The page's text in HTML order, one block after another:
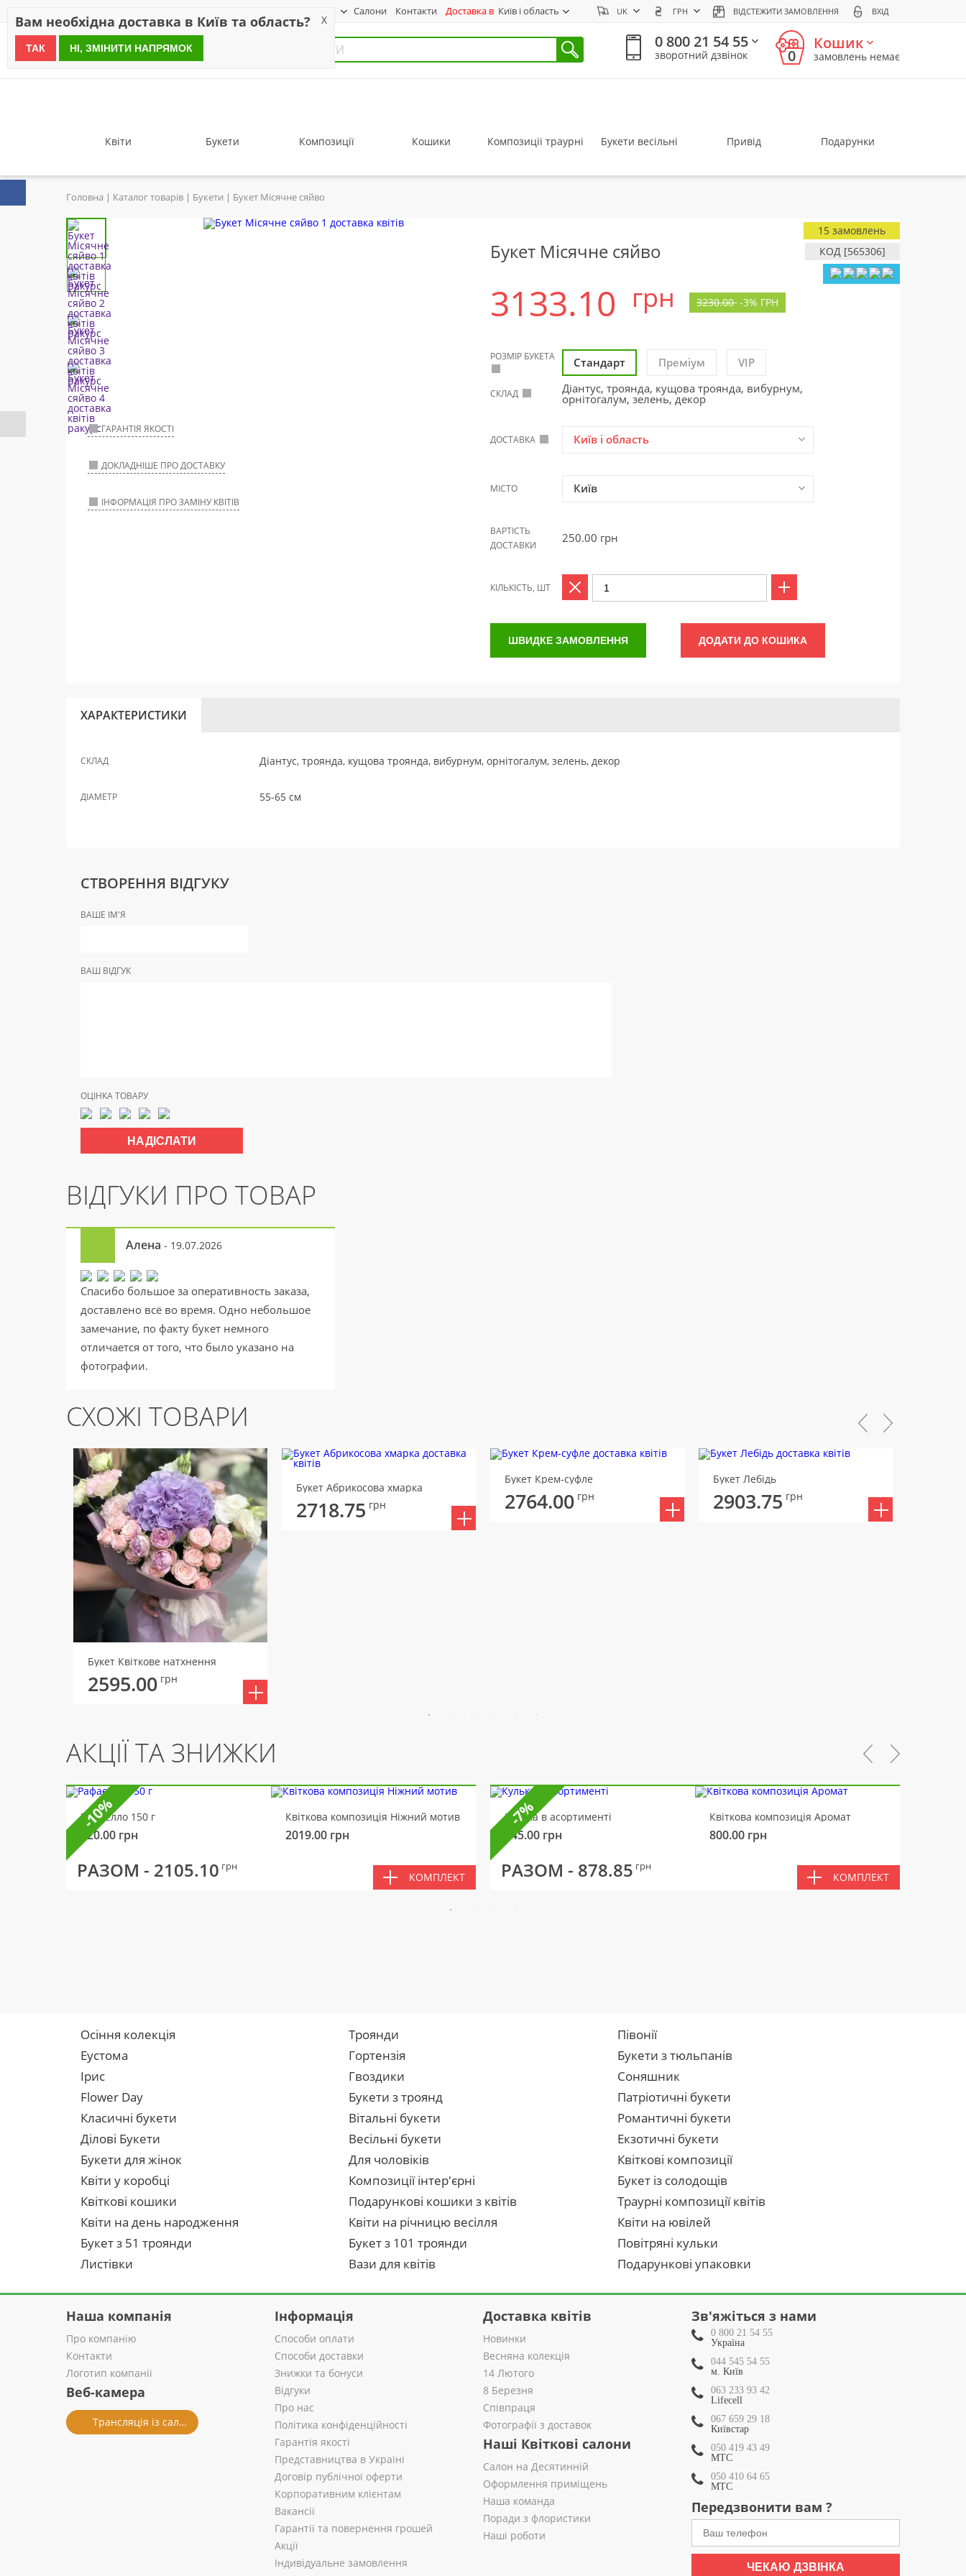
Салони Контакти Доставка в Київ і область UK ГРН ВІДСТЕЖИТИ ЗАМОВЛЕННЯ ВХІД
since 1999
0 800 21 54 55
зворотний дзвінок 0
Кошик
замовлень немає
Квіти Букети Композиції Кошики Композиції траурні Букети весільні Привід Подарунки
Головна Каталог товарів Букети Букет Місячне сяйво
ГАРАНТІЯ ЯКОСТІ
ДОКЛАДНІШЕ ПРО ДОСТАВКУ
ІНФОРМАЦІЯ ПРО ЗАМІНУ КВІТІВ
Букет Місячне сяйво КОД [565306]
15 замовлень
3133.10 грн 3230.00 -3% ГРН
РОЗМІР БУКЕТА Стандарт Преміум VIP
СКЛАД Діантус, троянда, кущова троянда, вибурнум,
орнітогалум, зелень, декор
ДОСТАВКА Київ і область
МІСТО Київ
ВАРТІСТЬ
ДОСТАВКИ
250.00 грн
КІЛЬКІСТЬ, ШТ
ШВИДКЕ ЗАМОВЛЕННЯ ДОДАТИ ДО КОШИКА
ХАРАКТЕРИСТИКИ
СКЛАД Діантус, троянда, кущова троянда, вибурнум, орнітогалум, зелень, декор
ДІАМЕТР 55-65 см
СТВОРЕННЯ ВІДГУКУ
ВАШЕ ІМ'Я
ВАШ ВІДГУК
ОЦІНКА ТОВАРУ
ВІДГУКИ ПРО ТОВАР
Алена - 19.07.2026
Спасибо большое за оперативность заказа,
доставлено всё во время. Одно небольшое
замечание, по факту букет немного
отличается от того, что было указано на
фотографии.
СХОЖІ ТОВАРИ
Букет Квіткове натхнення
2595.00 грн
Букет Абрикосова хмарка
2718.75 грн
Букет Крем-суфле
2764.00 грн
Букет Лебідь
2903.75 грн
АКЦІЇ ТА ЗНИЖКИ
Рафаелло 150 г
320.00 грн
Квіткова композиція Ніжний мотив
2019.00 грн
РАЗОМ - 2105.10 грн
КОМПЛЕКТ
-10% Кулька в асортименті
145.00 грн
Квіткова композиція Аромат
800.00 грн
РАЗОМ - 878.85 грн
КОМПЛЕКТ
-7%
Осіння колекція Троянди
Півонії
Еустома
Гортензія
Букети з тюльпанів
Ірис
Гвоздики
Соняшник
Flower Day
Букети з троянд
Патріотичні букети
Класичні букети
Вітальні букети
Романтичні букети
Ділові Букети
Весільні букети
Екзотичні букети
Букети для жінок
Для чоловіків
Квіткові композиції
Квіти у коробці
Композиції інтер'єрні
Букет із солодощів
Квіткові кошики
Подарункові кошики з квітів
Траурні композиції квітів
Квіти на день народження
Квіти на річницю весілля
Квіти на ювілей
Букет з 51 троянди
Букет з 101 троянди
Повітряні кульки
Листівки
Вази для квітів Подарункові упаковки
Наша компанія
Про компанію
Контакти
Логотип компанії
Веб-камера
Трансляція із салону
Інформація
Способи оплати
Способи доставки
Знижки та бонуси
Відгуки
Про нас
Політика конфіденційності
Гарантія якості
Представництва в Україні
Договір публічної оферти
Корпоративним клієнтам
Вакансії
Гарантії та повернення грошей
Акції
Індивідуальне замовлення
Доставка квітів
Новинки
Весняна колекція
14 Лютого
8 Березня
Співпраця
Фотографії з доставок
Наші Квіткові салони
Салон на Десятинній
Оформлення приміщень
Наша команда
Поради з флористики
Наші роботи
Зв'яжіться з нами
0 800 21 54 55
Україна
044 545 54 55
м. Київ
063 233 93 42
Lifecell
067 659 29 18
Київстар
050 419 43 49
МТС
050 410 64 65
МТС
Передзвонити вам ?
ЧЕКАЮ ДЗВІНКА
Вам необхідна доставка в Київ та область? X
ТАК НІ, ЗМІНИТИ НАПРЯМОК